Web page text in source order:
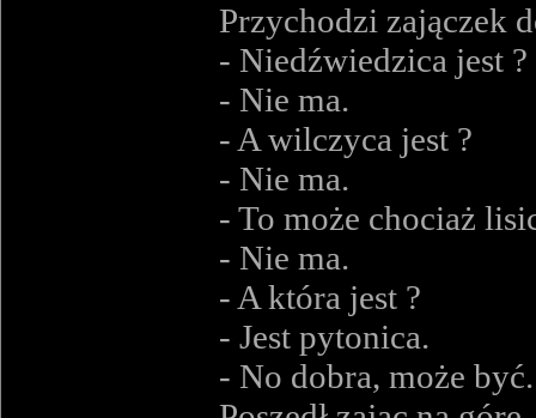
Przychodzi zajączek
- Niedźwiedzica jest ?
- Nie ma.
- A wilczyca jest ?
- Nie ma.
- To może chociaż
- Nie ma.
- A która jest ?
- Jest pytonica.
- No dobra, może być.